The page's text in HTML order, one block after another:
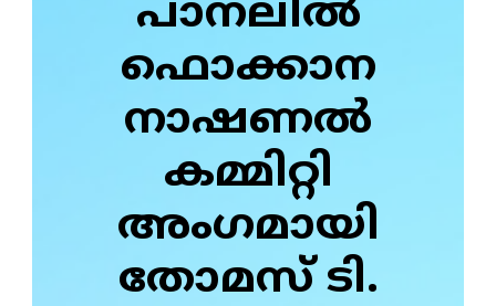
പാനലിൽ
ഫൊക്കാന
നാഷണൽ
കമ്മിറ്റി
അംഗമായി
തോമസ് ടി.